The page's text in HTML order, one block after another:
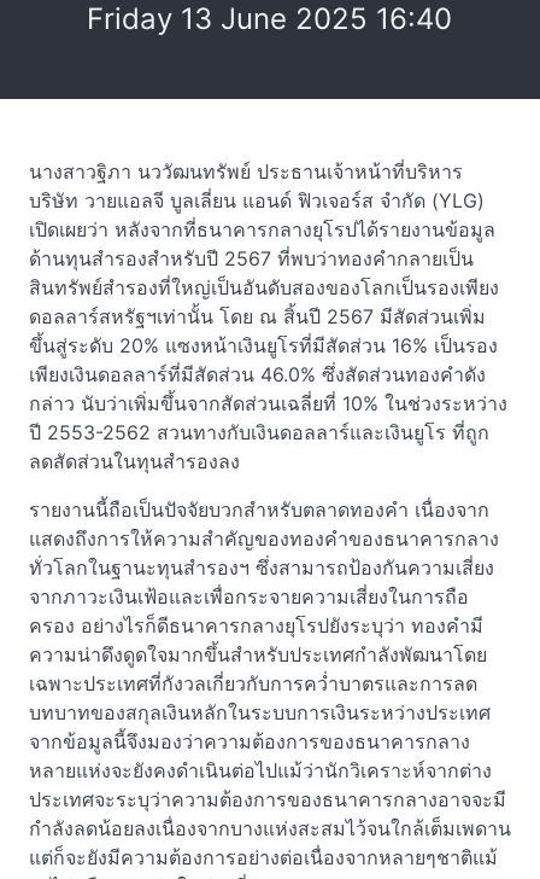
Friday 13 June 2025 16:40
นางสาวฐิภา นววัฒนทรัพย์ ประธานเจ้าหน้าที่บริหาร
บริษัท วายแอลจี บูลเลี่ยน แอนด์ ฟิวเจอร์ส จำกัด (YLG)
เปิดเผยว่า หลังจากที่ธนาคารกลางยุโรปได้รายงานข้อมูล
ด้านทุนสำรองสำหรับปี 2567 ที่พบว่าทองคำกลายเป็น
สินทรัพย์สำรองที่ใหญ่เป็นอันดับสองของโลกเป็นรองเพียง
ดอลลาร์สหรัฐฯเท่านั้น โดย ณ สิ้นปี 2567 มีสัดส่วนเพิ่ม
ขึ้นสู่ระดับ 20% แซงหน้าเงินยูโรที่มีสัดส่วน 16% เป็นรอง
เพียงเงินดอลลาร์ที่มีสัดส่วน 46.0% ซึ่งสัดส่วนทองคำดัง
กล่าว นับว่าเพิ่มขึ้นจากสัดส่วนเฉลี่ยที่ 10% ในช่วงระหว่าง
ปี 2553-2562 สวนทางกับเงินดอลลาร์และเงินยูโร ที่ถูก
ลดสัดส่วนในทุนสำรองลง
รายงานนี้ถือเป็นปัจจัยบวกสำหรับตลาดทองคำ เนื่องจาก
แสดงถึงการให้ความสำคัญของทองคำของธนาคารกลาง
ทั่วโลกในฐานะทุนสำรองฯ ซึ่งสามารถป้องกันความเสี่ยง
จากภาวะเงินเฟ้อและเพื่อกระจายความเสี่ยงในการถือ
ครอง อย่างไรก็ดีธนาคารกลางยุโรปยังระบุว่า ทองคำมี
ความน่าดึงดูดใจมากขึ้นสำหรับประเทศกำลังพัฒนาโดย
เฉพาะประเทศที่กังวลเกี่ยวกับการคว่ำบาตรและการลด
บทบาทของสกุลเงินหลักในระบบการเงินระหว่างประเทศ
จากข้อมูลนี้จึงมองว่าความต้องการของธนาคารกลาง
หลายแห่งจะยังคงดำเนินต่อไปแม้ว่านักวิเคราะห์จากต่าง
ประเทศจะระบุว่าความต้องการของธนาคารกลางอาจจะมี
กำลังลดน้อยลงเนื่องจากบางแห่งสะสมไว้จนใกล้เต็มเพดาน
แต่ก็จะยังมีความต้องการอย่างต่อเนื่องจากหลายๆชาติแม้